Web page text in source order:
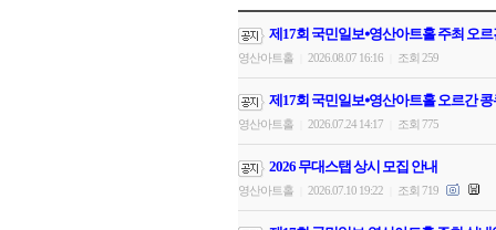
제17회 국민일보⦁영산아트홀 주최 오
영산아트홀 2026.08.07 16:16 조회 259
제17회 국민일보⦁영산아트홀 오르간
영산아트홀 2026.07.24 14:17 조회 775
2026 무대스탭 상시 모집 안내
영산아트홀 2026.07.10 19:22 조회 719